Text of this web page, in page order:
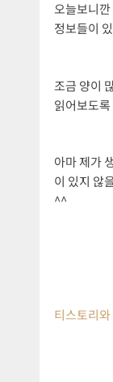
오늘보니
정보들이
조금 양이
읽어보도
아마 제가
이 있지 않
^^
티스토리